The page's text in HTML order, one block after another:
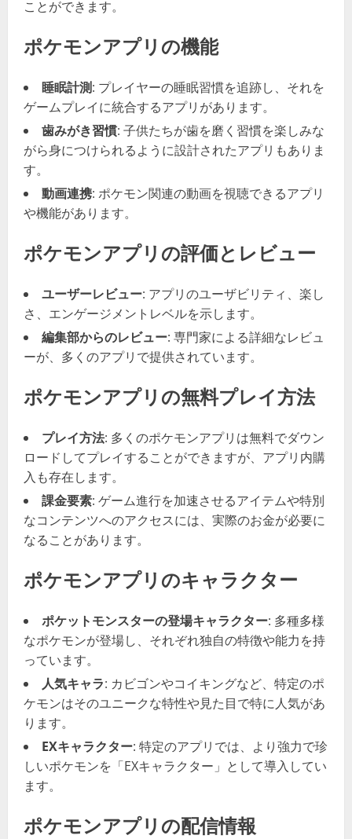
ことができます。
ポケモンアプリの機能
睡眠計測: プレイヤーの睡眠習慣を追跡し、それを
ゲームプレイに統合するアプリがあります。
歯みがき習慣: 子供たちが歯を磨く習慣を楽しみな
がら身につけられるように設計されたアプリもありま
す。
動画連携: ポケモン関連の動画を視聴できるアプリ
や機能があります。
ポケモンアプリの評価とレビュー
ユーザーレビュー: アプリのユーザビリティ、楽し
さ、エンゲージメントレベルを示します。
編集部からのレビュー: 専門家による詳細なレビュ
ーが、多くのアプリで提供されています。
ポケモンアプリの無料プレイ方法
プレイ方法: 多くのポケモンアプリは無料でダウン
ロードしてプレイすることができますが、アプリ内購
入も存在します。
課金要素: ゲーム進行を加速させるアイテムや特別
なコンテンツへのアクセスには、実際のお金が必要に
なることがあります。
ポケモンアプリのキャラクター
ポケットモンスターの登場キャラクター: 多種多様
なポケモンが登場し、それぞれ独自の特徴や能力を持
っています。
人気キャラ: カビゴンやコイキングなど、特定のポ
ケモンはそのユニークな特性や見た目で特に人気があ
ります。
EXキャラクター: 特定のアプリでは、より強力で珍
しいポケモンを「EXキャラクター」として導入してい
ます。
ポケモンアプリの配信情報